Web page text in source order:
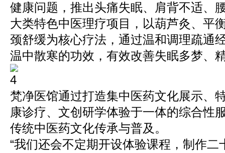
健康问题，推出头痛失眠、肩背不适、
大类特色中医理疗项目，以葫芦灸、平
颈舒缓为核心疗法，通过温和调理疏通
温中散寒的功效，有效改善失眠多梦、
梵净医馆通过打造集中医药文化展示、
康诊疗、文创研学体验于一体的综合性
传统中医药文化传承与普及。
“我们还会不定期开设体验课程，制作